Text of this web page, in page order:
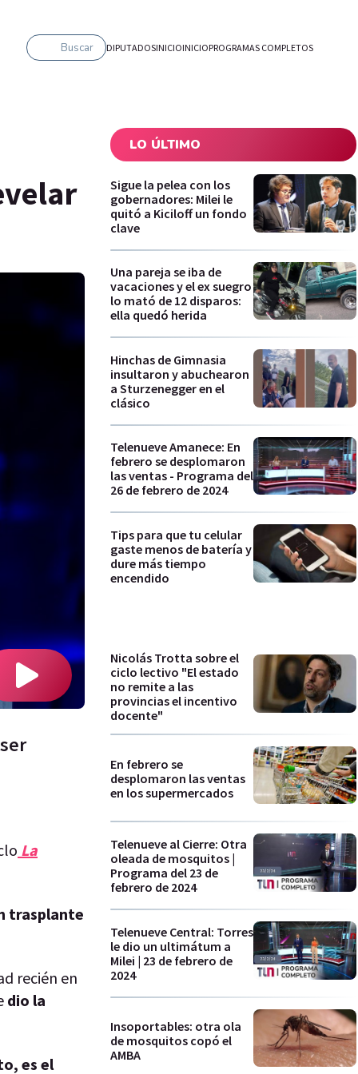
Buscar DIPUTADOSINICIOINICIOPROGRAMAS COMPLETOS
La
trasplante
recién en
dio la
es el
LO ÚLTIMO
Sigue la pelea con los
gobernadores: Milei le
quitó a Kiciloff un fondo
clave
Una pareja se iba de
vacaciones y el ex suegro
lo mató de 12 disparos:
ella quedó herida
Hinchas de Gimnasia
insultaron y abuchearon
a Sturzenegger en el
clásico
Telenueve Amanece: En
febrero se desplomaron
las ventas - Programa del
26 de febrero de 2024
Tips para que tu celular
gaste menos de batería y
dure más tiempo
encendido
Nicolás Trotta sobre el
ciclo lectivo "El estado
no remite a las
provincias el incentivo
docente"
En febrero se
desplomaron las ventas
en los supermercados
Telenueve al Cierre: Otra
oleada de mosquitos |
Programa del 23 de
febrero de 2024
Telenueve Central: Torres
le dio un ultimátum a
Milei | 23 de febrero de
2024
Insoportables: otra ola
de mosquitos copó el
AMBA